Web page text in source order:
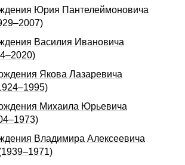
Юрия Пантелеймоновича
Василия Ивановича
Якова Лазаревича
Михаила Юрьевича
Владимира Алексеевича